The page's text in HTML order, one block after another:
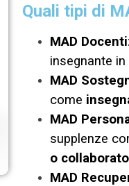
Quali tipi di
MAD Docenti
insegnante
MAD
come
MAD
supplenze
o
MAD